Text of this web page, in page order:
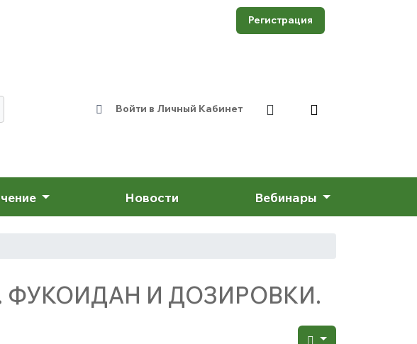
Регистрация
Войти в Личный Кабинет
Новости Вебинары
ФУКОИДАН И ДОЗИРОВКИ.